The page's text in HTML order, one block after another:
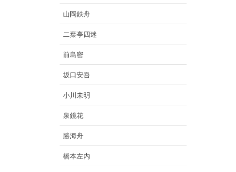
山岡鉄舟
二葉亭四迷
前島密
坂口安吾
小川未明
泉鏡花
勝海舟
橋本左内